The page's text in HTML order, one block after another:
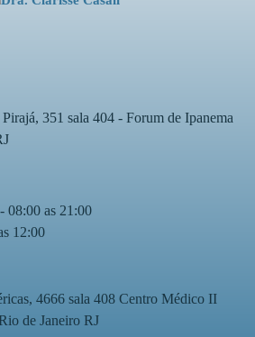
351 sala 404 - Forum de Ipanema
08:00 as 21:00
12:00
4666 sala 408 Centro Médico II
de Janeiro RJ